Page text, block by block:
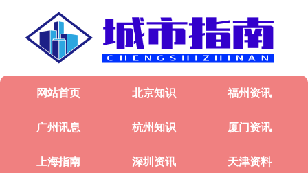
网站首页 北京知识 福州资讯
广州讯息 杭州知识 厦门资讯
上海指南 深圳资讯 天津资料